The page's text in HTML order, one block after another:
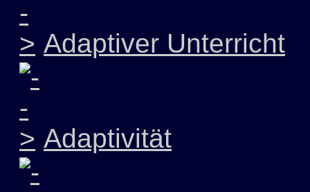
Adaptiver Unterricht
Adaptivität